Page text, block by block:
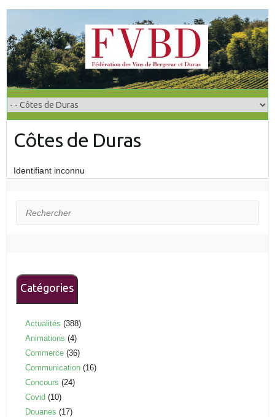
Côtes de Duras
Identifiant inconnu
Rechercher
Catégories
Actualités (388)
Animations (4)
Commerce (36)
Communication (16)
Concours (24)
Covid (10)
Douanes (17)